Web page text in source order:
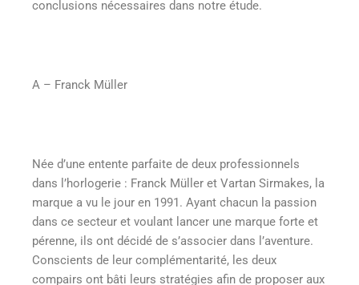
conclusions nécessaires dans notre étude.
A – Franck Müller
Née d’une entente parfaite de deux professionnels
dans l’horlogerie : Franck Müller et Vartan Sirmakes, la
marque a vu le jour en 1991. Ayant chacun la passion
dans ce secteur et voulant lancer une marque forte et
pérenne, ils ont décidé de s’associer dans l’aventure.
Conscients de leur complémentarité, les deux
compairs ont bâti leurs stratégies afin de proposer aux